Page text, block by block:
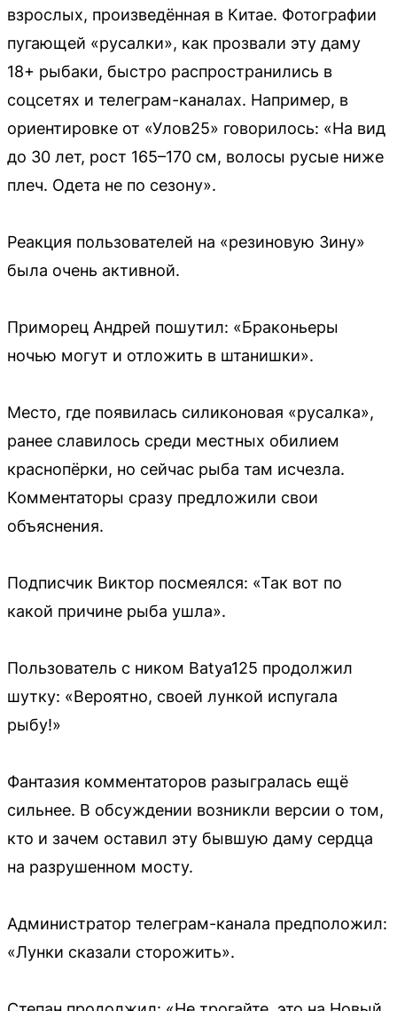
взрослых, произведённая в Китае. Фотографии
пугающей «русалки», как прозвали эту даму
18+ рыбаки, быстро распространились в
соцсетях и телеграм-каналах. Например, в
ориентировке от «Улов25» говорилось: «На вид
до 30 лет, рост 165–170 см, волосы русые ниже
плеч. Одета не по сезону».
Реакция пользователей на «резиновую Зину»
была очень активной.
Приморец Андрей пошутил: «Браконьеры
ночью могут и отложить в штанишки».
Место, где появилась силиконовая «русалка»,
ранее славилось среди местных обилием
краснопёрки, но сейчас рыба там исчезла.
Комментаторы сразу предложили свои
объяснения.
Подписчик Виктор посмеялся: «Так вот по
какой причине рыба ушла».
Пользователь с ником Batya125 продолжил
шутку: «Вероятно, своей лункой испугала
рыбу!»
Фантазия комментаторов разыгралась ещё
сильнее. В обсуждении возникли версии о том,
кто и зачем оставил эту бывшую даму сердца
на разрушенном мосту.
Администратор телеграм-канала предположил:
«Лунки сказали сторожить».